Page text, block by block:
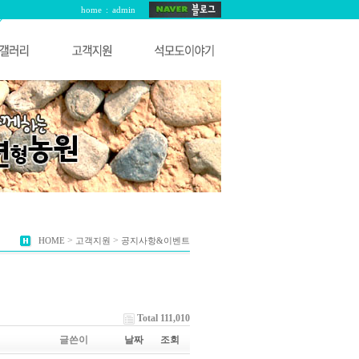
home : admin
HOME > 고객지원 > 공지사항&이벤트
Total 111,010
글쓴이 날짜 조회